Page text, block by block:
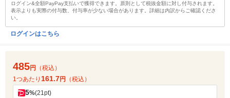
ログイン&全額PayPay支払いで獲得できます。原則として税抜金額に対し付与されます。
表示よりも実際の付与数、付与率が少ない場合があります。詳細は内訳からご確認くださ
い。
ログインはこちら
485円
（税込）
1つあたり 161.7円 （税込）
5%(21pt)